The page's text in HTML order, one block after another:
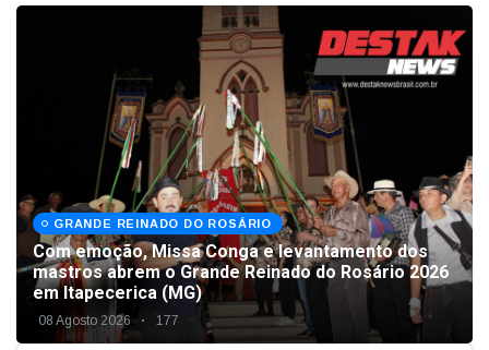
GRANDE REINADO DO ROSÁRIO
Com emoção, Missa Conga e levantamento dos
mastros abrem o Grande Reinado do Rosário 2026
em Itapecerica (MG)
08 Agosto 2026 177